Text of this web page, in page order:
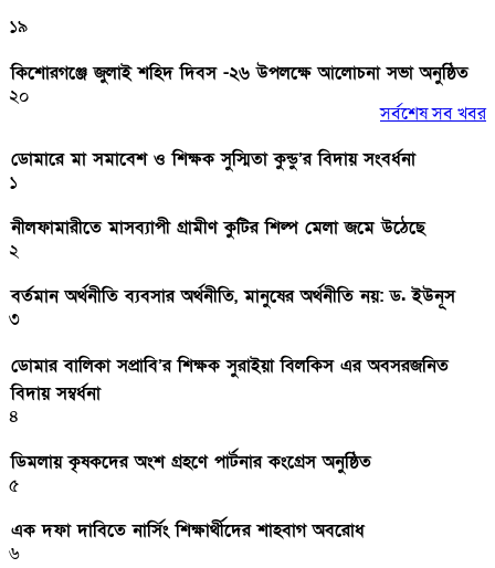
১৯
কিশোরগঞ্জে জুলাই শহিদ দিবস -২৬ উপলক্ষে আলোচনা সভা অনুষ্ঠিত
২০
সর্বশেষ সব খবর
ডোমারে মা সমাবেশ ও শিক্ষক সুস্মিতা কুন্ডু’র বিদায় সংবর্ধনা
১
নীলফামারীতে মাসব্যাপী গ্রামীণ কুটির শিল্প মেলা জমে উঠেছে
২
বর্তমান অর্থনীতি ব্যবসার অর্থনীতি, মানুষের অর্থনীতি নয়: ড. ইউনূস
৩
ডোমার বালিকা সপ্রাবি’র শিক্ষক সুরাইয়া বিলকিস এর অবসরজনিত
বিদায় সম্বর্ধনা
৪
ডিমলায় কৃষকদের অংশ গ্রহণে পার্টনার কংগ্রেস অনুষ্ঠিত
৫
এক দফা দাবিতে নার্সিং শিক্ষার্থীদের শাহবাগ অবরোধ
৬